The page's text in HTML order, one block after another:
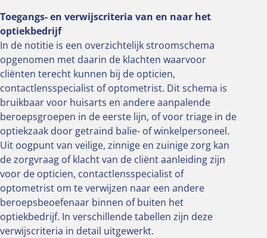
Toegangs- en verwijscriteria van en naar het
optiekbedrijf
In de notitie is een overzichtelijk stroomschema
opgenomen met daarin de klachten waarvoor
cliënten terecht kunnen bij de opticien,
contactlensspecialist of optometrist. Dit schema is
bruikbaar voor huisarts en andere aanpalende
beroepsgroepen in de eerste lijn, of voor triage in de
optiekzaak door getraind balie- of winkelpersoneel.
Uit oogpunt van veilige, zinnige en zuinige zorg kan
de zorgvraag of klacht van de cliënt aanleiding zijn
voor de opticien, contactlensspecialist of
optometrist om te verwijzen naar een andere
beroepsbeoefenaar binnen of buiten het
optiekbedrijf. In verschillende tabellen zijn deze
verwijscriteria in detail uitgewerkt.